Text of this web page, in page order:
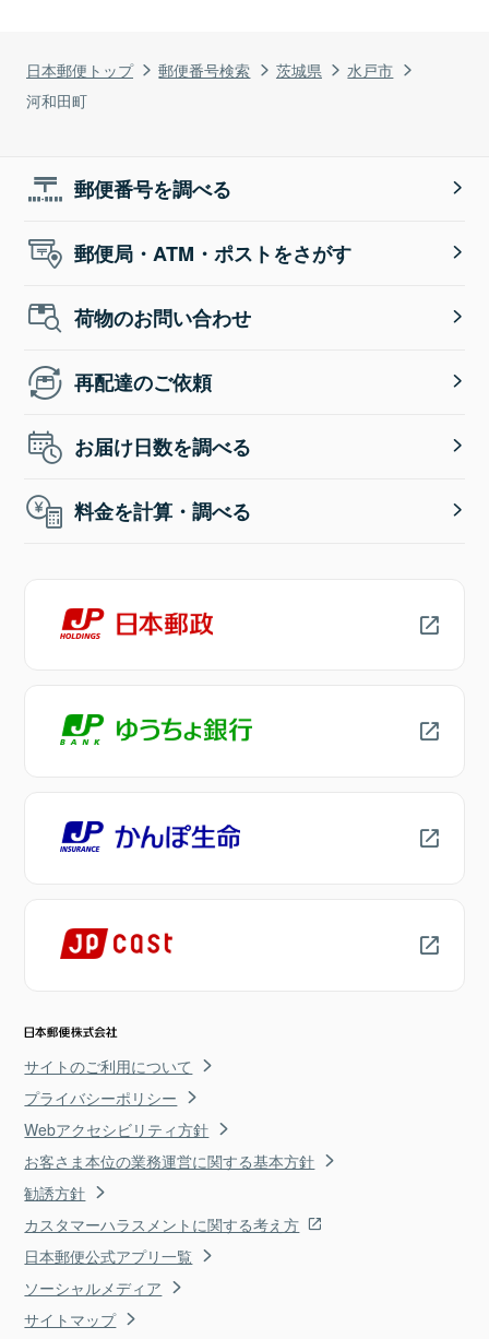
日本郵便トップ 郵便番号検索 茨城県
水戸市
河和田町
郵便番号を調べる
郵便局・ATM・ポストをさがす
荷物のお問い合わせ
再配達のご依頼
お届け日数を調べる
料金を計算・調べる
サイトのご利用について
プライバシーポリシー
Webアクセシビリティ方針
お客さま本位の業務運営に関する基本方針
勧誘方針
カスタマーハラスメントに関する考え方
日本郵便公式アプリ一覧
ソーシャルメディア
サイトマップ